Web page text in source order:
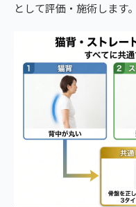
として評価・施術します。